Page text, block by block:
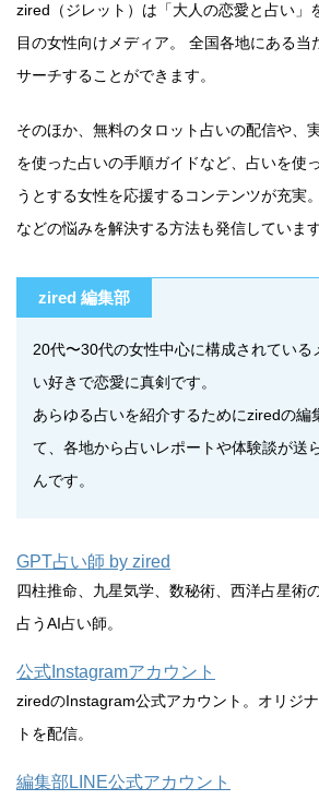
zired（ジレット）は「大人の恋愛と占い」
目の女性向けメディア。 全国各地にある当
サーチすることができます。
そのほか、無料のタロット占いの配信や、
を使った占いの手順ガイドなど、占いを使
うとする女性を応援するコンテンツが充実
などの悩みを解決する方法も発信しています
zired 編集部
20代〜30代の女性中心に構成されている
い好きで恋愛に真剣です。
あらゆる占いを紹介するためにziredの編
て、各地から占いレポートや体験談が送
んです。
GPT占い師 by zired
四柱推命、九星気学、数秘術、西洋占星術
占うAI占い師。
公式Instagramアカウント
ziredのInstagram公式アカウント。オリジ
トを配信。
編集部LINE公式アカウント